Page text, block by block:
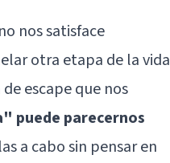
nos satisface
otra etapa de la vida
escape que nos
puede parecernos
a cabo sin pensar en